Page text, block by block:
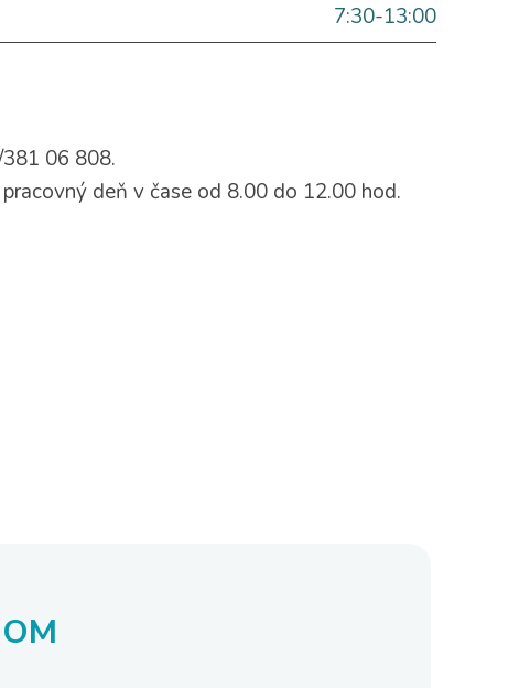
7:30-13:00
06 808.
deň v čase od 8.00 do 12.00 hod.